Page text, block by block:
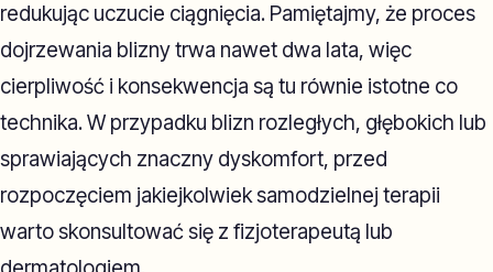
redukując uczucie ciągnięcia. Pamiętajmy, że proces
dojrzewania blizny trwa nawet dwa lata, więc
cierpliwość i konsekwencja są tu równie istotne co
technika. W przypadku blizn rozległych, głębokich lub
sprawiających znaczny dyskomfort, przed
rozpoczęciem jakiejkolwiek samodzielnej terapii
warto skonsultować się z fizjoterapeutą lub